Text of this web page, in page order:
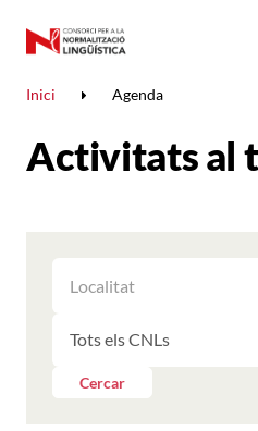
Inici Agenda
Activitats al
ELS
RESULTATS
LES
PER
LES
Cercar